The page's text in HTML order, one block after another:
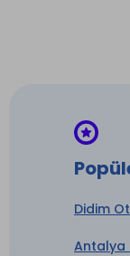
Didim
Antalya